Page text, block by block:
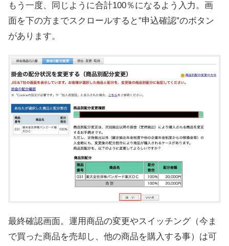
もう一度、同じように合計100％になるよう入力。画
面を下の方までスクロールすると”申込確認”のボタン
があります。
最終確認画面。運用商品の変更やスイッチング（今ま
で買った商品を売却し、他の商品を購入する事）は可